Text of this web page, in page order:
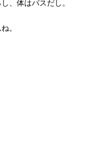
、体はバスだし。
。